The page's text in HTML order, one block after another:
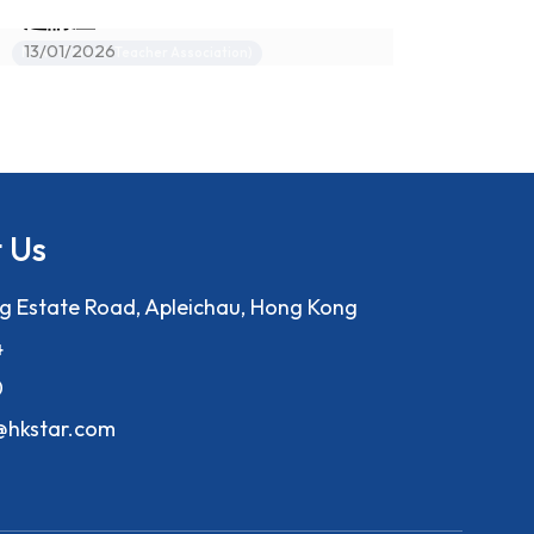
News (Parent-Teacher Association)
13/01/2026
Estate Road, Apleichau, Hong Kong